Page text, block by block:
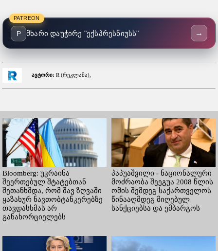
PATREON
P მხარი დაუჭირე "ექსპრესნიუსს" →
ავტორი: R (რეკლამა),
Bloomberg: უკრაინა
შეერთებულ შტატებთან
შეთანხმდა, რომ შავ ზღვაში
ყაზახურ ნავთობტანკერებზე
თავდასხმას არ
განახორციელებს
პაპუაშვილი - ნაციონალური
მოძრაობა შეეგუა 2008 წლის
ომის შემდეგ საქართველოს
წინააღმდეგ მიღებულ
სანქციებსა და ემბარგოს